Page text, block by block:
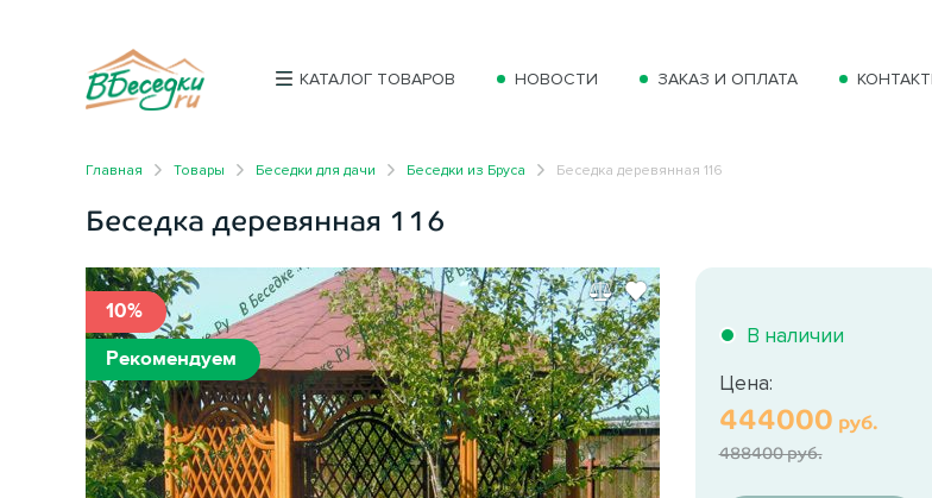
КАТАЛОГ ТОВАРОВ НОВОСТИ ЗАКАЗ И ОПЛАТА
Главная Товары Беседки для дачи Беседки из Бруса Беседка деревянная 116
Беседка деревянная 116
10%
Рекомендуем
В наличии
Цена:
444000 руб.
488400 руб.